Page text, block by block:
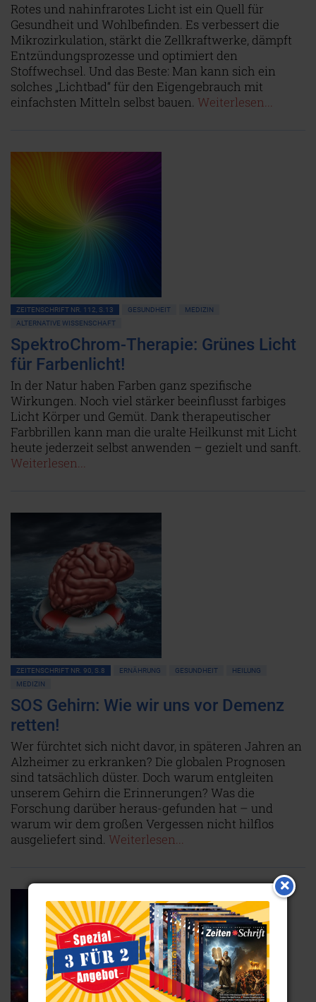
Rotes und nahinfrarotes Licht ist ein Quell für
Gesundheit und Wohlbefinden. Es verbessert die
Mikrozirkulation, stärkt die Zellkraftwerke, dämpft
Entzündungsprozesse und optimiert den
Stoffwechsel. Und das Beste: Man kann sich ein
solches „Lichtbad“ für den Eigengebrauch mit
einfachsten Mitteln selbst bauen. Weiterlesen...
ZEITENSCHRIFT NR. 112, S.13 GESUNDHEIT
MEDIZIN
ALTERNATIVE WISSENSCHAFT
SpektroChrom-Therapie: Grünes Licht
für Farbenlicht!
In der Natur haben Farben ganz spezifische
Wirkungen. Noch viel stärker beeinflusst farbiges
Licht Körper und Gemüt. Dank therapeutischer
Farbbrillen kann man die uralte Heilkunst mit Licht
heute jederzeit selbst anwenden – gezielt und sanft.
Weiterlesen...
ZEITENSCHRIFT NR. 90, S.8 ERNÄHRUNG GESUNDHEIT
HEILUNG
MEDIZIN
SOS Gehirn: Wie wir uns vor Demenz
retten!
Wer fürchtet sich nicht davor, in späteren Jahren an
Alzheimer zu erkranken? Die globalen Prognosen
sind tatsächlich düster. Doch warum entgleiten
unserem Gehirn die Erinnerungen? Was die
Forschung darüber heraus-gefunden hat – und
warum wir dem großen Vergessen nicht hilflos
ausgeliefert sind. Weiterlesen...